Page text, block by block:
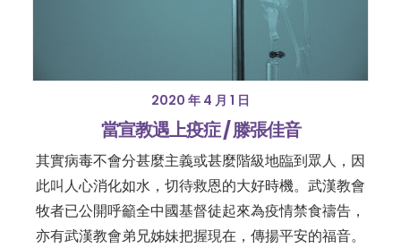
2020 年 4 月 1 日
當宣教遇上疫症 / 滕張佳音
其實病毒不會分甚麼主義或甚麼階級地臨到眾人，因
此叫人心消化如水，切待救恩的大好時機。武漢教會
牧者已公開呼籲全中國基督徒起來為疫情禁食禱告，
亦有武漢教會弟兄姊妹把握現在，傳揚平安的福音。